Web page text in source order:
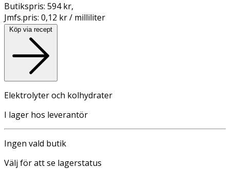
Butikspris: 594 kr,
Jmfs.pris: 0,12 kr / milliliter
Köp via recept
Elektrolyter och kolhydrater
I lager hos leverantör
Ingen vald butik
Välj för att se lagerstatus